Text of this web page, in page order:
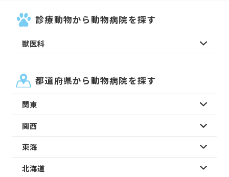
診療動物から動物病院を探す
獣医科
都道府県から動物病院を探す
関東
関西
東海
北海道